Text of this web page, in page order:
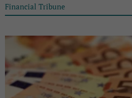
Financial Tribune